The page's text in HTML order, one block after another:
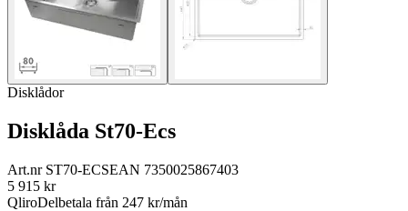
Disklådor
Disklåda St70-Ecs
Art.nr ST70-ECSEAN 7350025867403
5 915 kr
QliroDelbetala från 247 kr/mån